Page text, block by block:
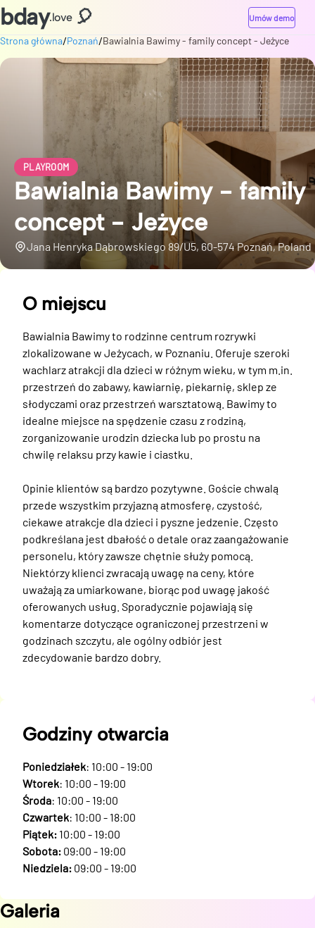
bday.love 🎈 Umów demo
Strona główna/Poznań/Bawialnia Bawimy - family concept - Jeżyce
PLAYROOM
Bawialnia Bawimy - family
concept - Jeżyce
Jana Henryka Dąbrowskiego 89/U5, 60-574 Poznań, Poland
O miejscu
Bawialnia Bawimy to rodzinne centrum rozrywki
zlokalizowane w Jeżycach, w Poznaniu. Oferuje szeroki
wachlarz atrakcji dla dzieci w różnym wieku, w tym m.in.
przestrzeń do zabawy, kawiarnię, piekarnię, sklep ze
słodyczami oraz przestrzeń warsztatową. Bawimy to
idealne miejsce na spędzenie czasu z rodziną,
zorganizowanie urodzin dziecka lub po prostu na
chwilę relaksu przy kawie i ciastku.
Opinie klientów są bardzo pozytywne. Goście chwalą
przede wszystkim przyjazną atmosferę, czystość,
ciekawe atrakcje dla dzieci i pyszne jedzenie. Często
podkreślana jest dbałość o detale oraz zaangażowanie
personelu, który zawsze chętnie służy pomocą.
Niektórzy klienci zwracają uwagę na ceny, które
uważają za umiarkowane, biorąc pod uwagę jakość
oferowanych usług. Sporadycznie pojawiają się
komentarze dotyczące ograniczonej przestrzeni w
godzinach szczytu, ale ogólny odbiór jest
zdecydowanie bardzo dobry.
Godziny otwarcia
Poniedziałek: 10:00 - 19:00
Wtorek: 10:00 - 19:00
Środa: 10:00 - 19:00
Czwartek: 10:00 - 18:00
Piątek: 10:00 - 19:00
Sobota: 09:00 - 19:00
Niedziela: 09:00 - 19:00
Galeria